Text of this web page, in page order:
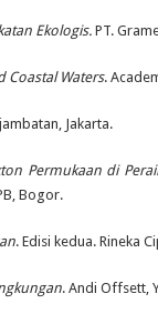
Ekologis. PT.
Coastal Waters.
Jakarta.
Permukaan di
Bogor.
. Edisi kedua. Rineka
. Andi Offsett,